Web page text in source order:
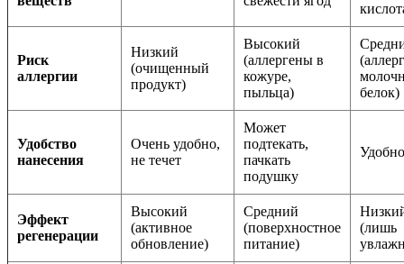
Риск
аллергии
Низкий
(очищенный
продукт)
Высокий
(аллергены в
кожуре,
пыльца)
белок)
Удобство
нанесения
Очень удобно,
не течет
Может
подтекать,
пачкать
подушку
Удобно
Эффект
регенерации
Высокий
(активное
обновление)
Средний
(поверхностное
питание)
(лишь